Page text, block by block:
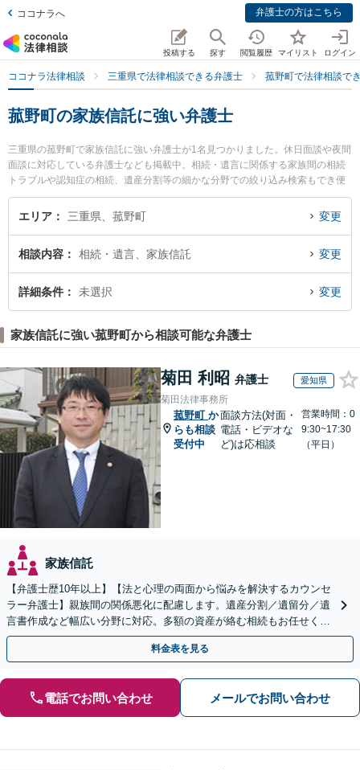
ココナラへ 弁護士の方はこちら
投稿する 探す 閲覧履歴 マイリスト ログイン
ココナラ法律相談 三重県で法律相談できる弁護士 菰野町で法律相談で
菰野町の家族信託に強い弁護士
三重県の菰野町で家族信託に強い弁護士が1名見つかりました。休日面談や夜間
面談に対応している弁護士なども掲載中。相続・遺言に関係する家族間の相続
トラブルや認知症の相続、遺産分割等の細かな分野での絞り込み検索もでき便
利です。特に菰野法律事務所の近藤 信弘弁護士のプロフィール情報や弁護士費
用、強みなどが注目されています。『菰野町で土日や夜間に発生した家族信託
る菰野町内の弁護士に相談予約したい』などでお困りの相談者さんにおすすめ
です。
エリア 三重県、菰野町 変更
相談内容 相続・遺言、家族信託 変更
詳細条件 未選択 変更
家族信託に強い菰野町から相談可能な弁護士
菊田 利昭 弁護士 愛知県
菊田法律事務所
菰野町 か
らも相談
受付中
面談方法(対面・
電話・ビデオな
ど)は応相談
営業時間：0
9:30~17:30
（平日）
家族信託
【弁護士歴10年以上】【法と心理の両面から悩みを解決するカウンセ
ラー弁護士】親族間の関係悪化に配慮します。遺産分割／遺留分／遺
言書作成など幅広い分野に対応。多額の資産が絡む相続もお任せくだ
さい。【夜間・休日の相談可能】【駐車場完備】
料金表を見る
電話でお問い合わせ メールでお問い合わせ